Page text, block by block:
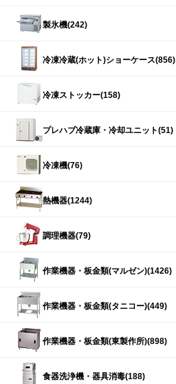
製氷機(242)
冷凍冷蔵(ホット)ショーケース(856)
冷凍ストッカー(158)
プレハブ冷蔵庫・冷却ユニット(51)
冷凍機(76)
熱機器(1244)
調理機器(79)
作業機器・板金類(マルゼン)(1426)
作業機器・板金類(タニコー)(449)
作業機器・板金類(東製作所)(898)
食器洗浄機・器具消毒(188)